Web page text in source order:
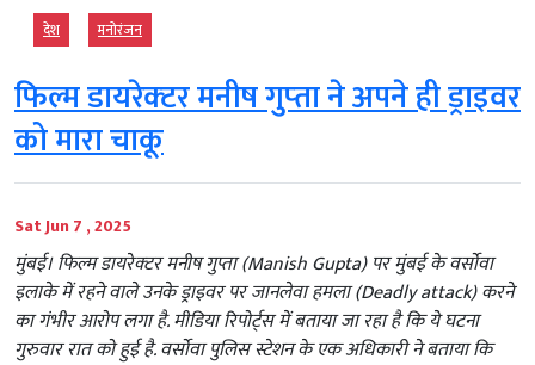
देश मनोरंजन
फिल्म डायरेक्‍टर मनीष गुप्‍ता ने अपने ही ड्राइवर
को मारा चाकू
Sat Jun 7 , 2025
मुंबई। फिल्म डायरेक्‍टर मनीष गुप्ता (Manish Gupta) पर मुंबई के वर्सोवा
इलाके में रहने वाले उनके ड्राइवर पर जानलेवा हमला (Deadly attack) करने
का गंभीर आरोप लगा है. मीडिया रिपोर्ट्स में बताया जा रहा है कि ये घटना
गुरुवार रात को हुई है. वर्सोवा पुलिस स्टेशन के एक अधिकारी ने बताया कि